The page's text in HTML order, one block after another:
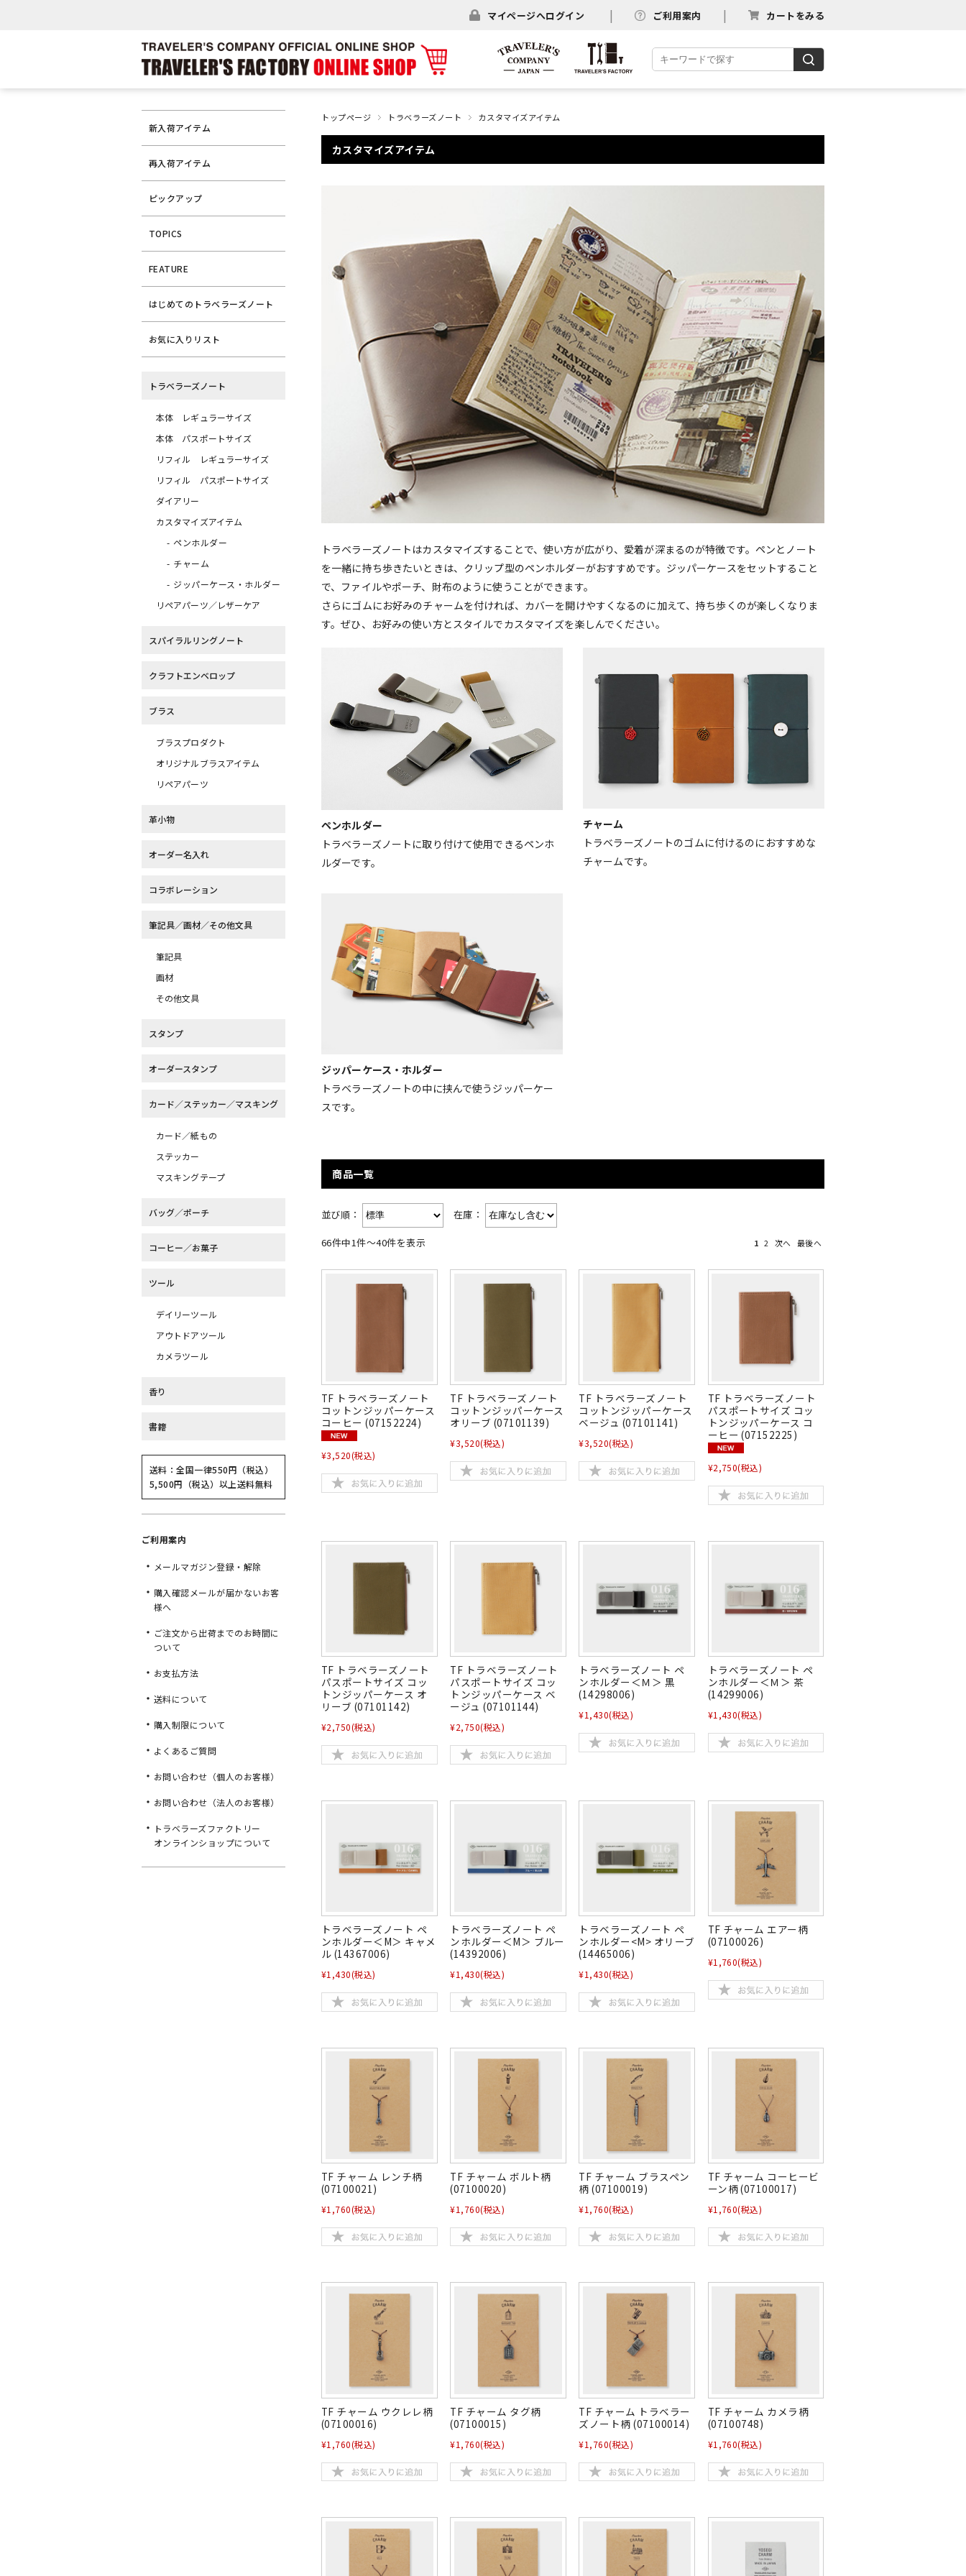
マイページへログイン ご利用案内 カートをみる
トップページ トラベラーズノート カスタマイズアイテム
カスタマイズアイテム
トラベラーズノートはカスタマイズすることで、使い方が広がり、愛着が深まるのが特徴です。ペンとノート
を一緒に持ち歩きたいときは、クリップ型のペンホルダーがおすすめです。ジッパーケースをセットすること
で、ファイルやポーチ、財布のように使うことができます。
さらにゴムにお好みのチャームを付ければ、カバーを開けやすくなるのに加えて、持ち歩くのが楽しくなりま
す。ぜひ、お好みの使い方とスタイルでカスタマイズを楽しんでください。
ペンホルダー
トラベラーズノートに取り付けて使用できるペンホ
ルダーです。
チャーム
トラベラーズノートのゴムに付けるのにおすすめな
チャームです。
ジッパーケース・ホルダー
トラベラーズノートの中に挟んで使うジッパーケー
スです。
商品一覧
並び順： 在庫：
66件中1件～40件を表示 1 2 次へ 最後へ
TF トラベラーズノート
コットンジッパーケース
コーヒー (07152224)
¥3,520(税込)
TF トラベラーズノート
コットンジッパーケース
オリーブ (07101139)
¥3,520(税込)
TF トラベラーズノート
コットンジッパーケース
ベージュ (07101141)
¥3,520(税込)
TF トラベラーズノート
パスポートサイズ コッ
トンジッパーケース コ
ーヒー (07152225)
¥2,750(税込)
TF トラベラーズノート
パスポートサイズ コッ
トンジッパーケース オ
リーブ (07101142)
¥2,750(税込)
TF トラベラーズノート
パスポートサイズ コッ
トンジッパーケース ベ
ージュ (07101144)
¥2,750(税込)
トラベラーズノート ペ
ンホルダー＜Ｍ＞ 黒
(14298006)
¥1,430(税込)
トラベラーズノート ペ
ンホルダー＜Ｍ＞ 茶
(14299006)
¥1,430(税込)
トラベラーズノート ペ
ンホルダー＜M＞ キャメ
ル (14367006)
¥1,430(税込)
トラベラーズノート ペ
ンホルダー＜M＞ ブルー
(14392006)
¥1,430(税込)
トラベラーズノート ペ
ンホルダー<M> オリーブ
(14465006)
¥1,430(税込)
TF チャーム エアー柄
(07100026)
¥1,760(税込)
TF チャーム レンチ柄
(07100021)
¥1,760(税込)
TF チャーム ボルト柄
(07100020)
¥1,760(税込)
TF チャーム ブラスペン
柄 (07100019)
¥1,760(税込)
TF チャーム コーヒービ
ーン柄 (07100017)
¥1,760(税込)
TF チャーム ウクレレ柄
(07100016)
¥1,760(税込)
TF チャーム タグ柄
(07100015)
¥1,760(税込)
TF チャーム トラベラー
ズノート柄 (07100014)
¥1,760(税込)
TF チャーム カメラ柄
(07100748)
¥1,760(税込)
新入荷アイテム
再入荷アイテム
ピックアップ
TOPICS
FEATURE
はじめてのトラベラーズノート
お気に入りリスト
トラベラーズノート
本体 レギュラーサイズ
本体 パスポートサイズ
リフィル レギュラーサイズ
リフィル パスポートサイズ
ダイアリー
カスタマイズアイテム
ペンホルダー
チャーム
ジッパーケース・ホルダー
リペアパーツ／レザーケア
スパイラルリングノート
クラフトエンベロップ
ブラス
ブラスプロダクト
オリジナルブラスアイテム
リペアパーツ
革小物
オーダー名入れ
コラボレーション
筆記具／画材／その他文具
筆記具
画材
その他文具
スタンプ
オーダースタンプ
カード／ステッカー／マスキング
カード／紙もの
ステッカー
マスキングテープ
バッグ／ポーチ
コーヒー／お菓子
ツール
デイリーツール
アウトドアツール
カメラツール
香り
書籍
送料：全国一律550円（税込）
5,500円（税込）以上送料無料
ご利用案内
メールマガジン登録・解除
購入確認メールが届かないお客
様へ
ご注文から出荷までのお時間に
ついて
お支払方法
送料について
購入制限について
よくあるご質問
お問い合わせ（個人のお客様）
お問い合わせ（法人のお客様）
トラベラーズファクトリー
オンラインショップについて